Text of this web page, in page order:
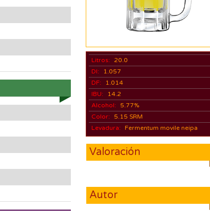
Litros:
20.0
DI:
1.057
DF:
1.014
IBU:
14.2
Alcohol:
5.77%
Color:
5.15 SRM
Levadura: Fermentum movile neipa
Valoración
Autor